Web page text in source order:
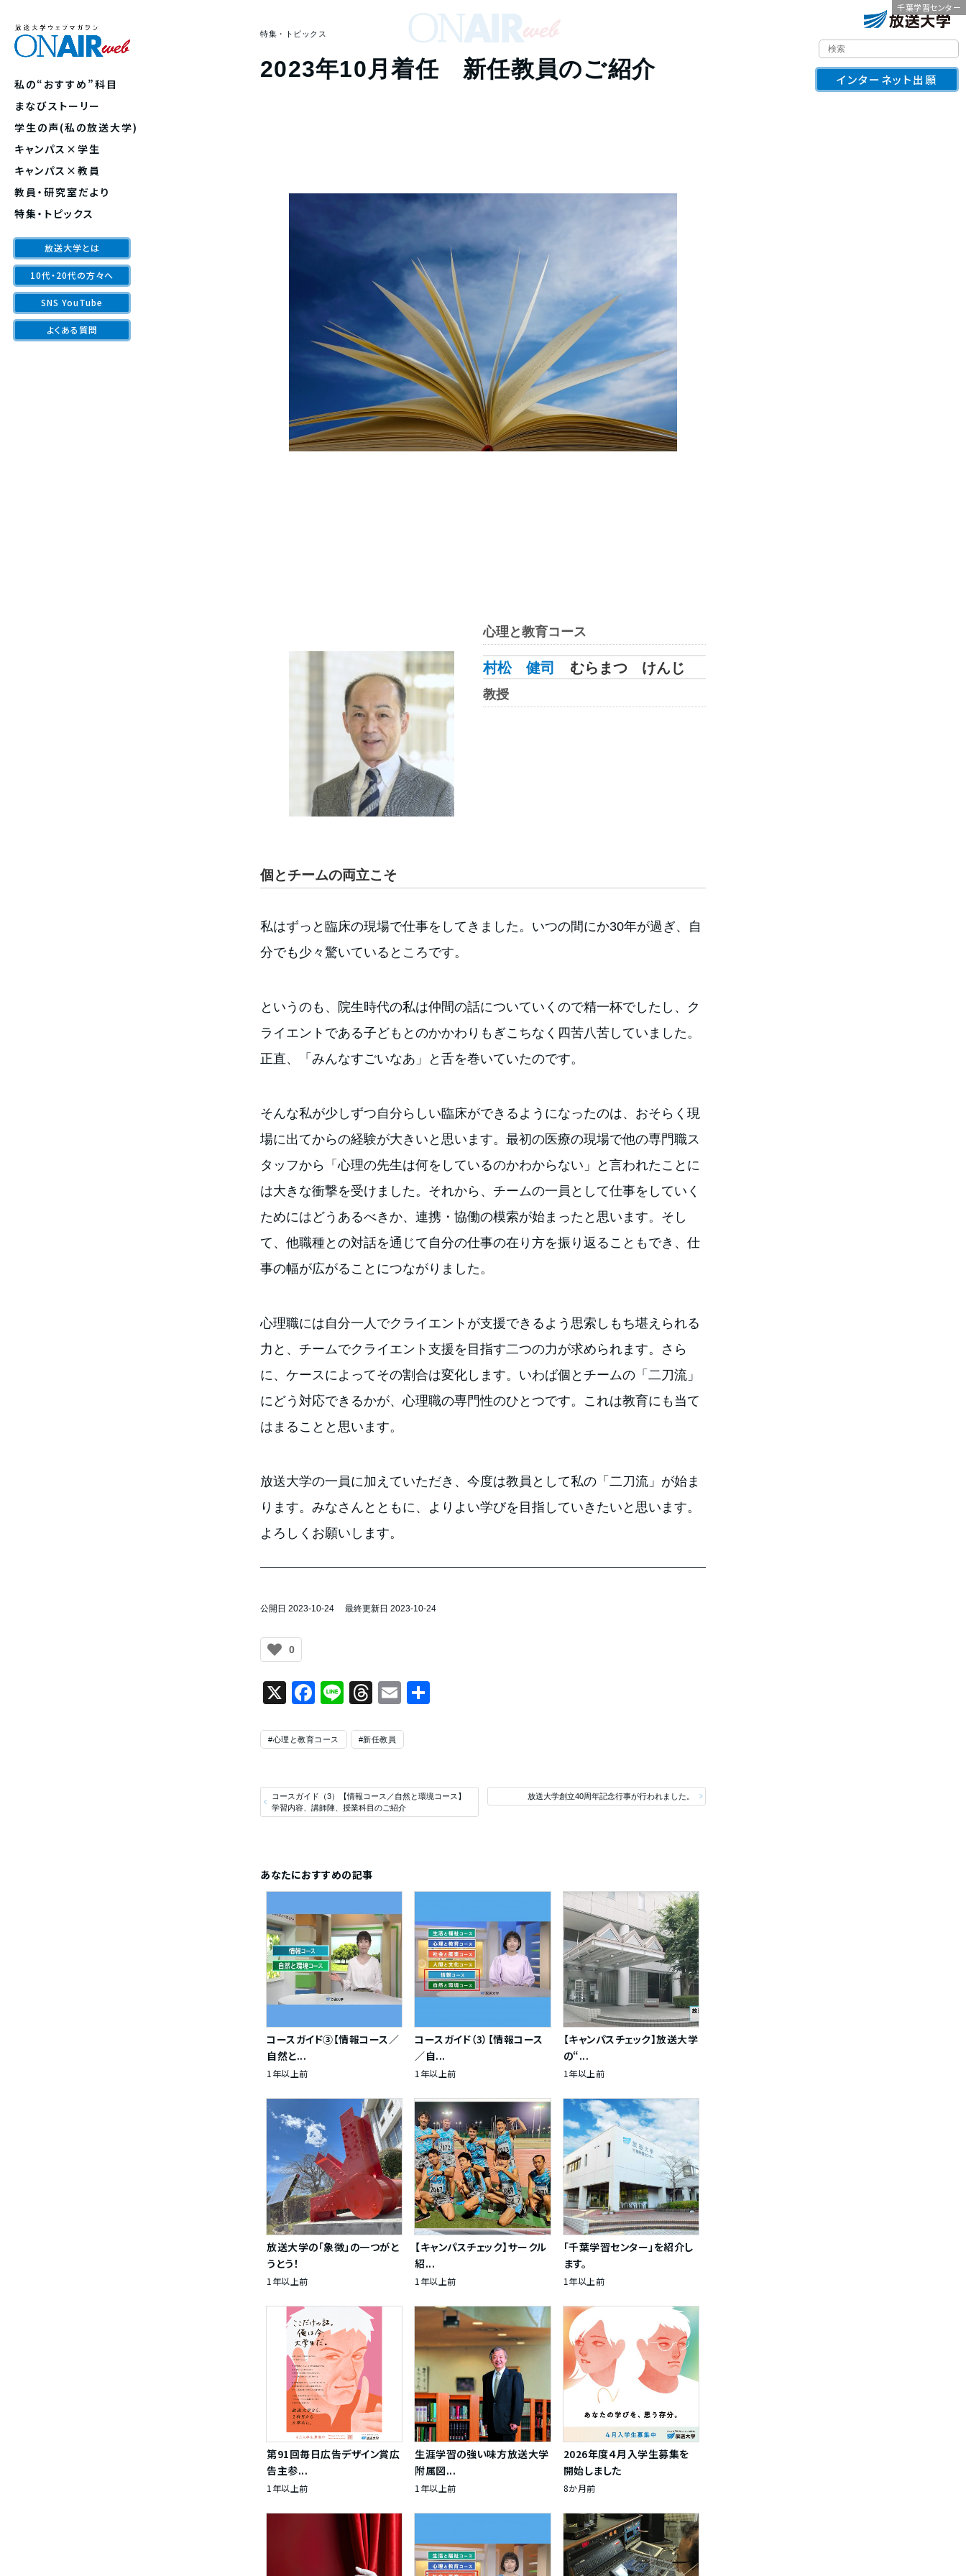
インターネット出願
私の“おすすめ”科目
まなびストーリー
学生の声(私の放送大学)
キャンパス×学生
キャンパス×教員
教員・研究室だより
特集・トピックス
放送大学とは
10代・20代の方々へ
SNS YouTube
よくある質問
特集・トピックス
2023年10月着任 新任教員のご紹介
心理と教育コース
村松 健司 むらまつ けんじ
教授
個とチームの両立こそ
私はずっと臨床の現場で仕事をしてきました。いつの間にか30年が過ぎ、自
分でも少々驚いているところです。
というのも、院生時代の私は仲間の話についていくので精一杯でしたし、ク
ライエントである子どもとのかかわりもぎこちなく四苦八苦していました。
正直、「みんなすごいなあ」と舌を巻いていたのです。
そんな私が少しずつ自分らしい臨床ができるようになったのは、おそらく現
場に出てからの経験が大きいと思います。最初の医療の現場で他の専門職ス
タッフから「心理の先生は何をしているのかわからない」と言われたことに
は大きな衝撃を受けました。それから、チームの一員として仕事をしていく
ためにはどうあるべきか、連携・協働の模索が始まったと思います。そし
て、他職種との対話を通じて自分の仕事の在り方を振り返ることもでき、仕
事の幅が広がることにつながりました。
心理職には自分一人でクライエントが支援できるよう思索しもち堪えられる
力と、チームでクライエント支援を目指す二つの力が求められます。さら
に、ケースによってその割合は変化します。いわば個とチームの「二刀流」
にどう対応できるかが、心理職の専門性のひとつです。これは教育にも当て
はまることと思います。
放送大学の一員に加えていただき、今度は教員として私の「二刀流」が始ま
ります。みなさんとともに、よりよい学びを目指していきたいと思います。
よろしくお願いします。
公開日 2023-10-24 最終更新日 2023-10-24
0
X Facebook
LineThreads
Email
#心理と教育コース #新任教員
コースガイド（3）【情報コース／自然と環境コース】
学習内容、講師陣、授業科目のご紹介
放送大学創立40周年記念行事が行われました。
あなたにおすすめの記事
コースガイド③【情報コース／
自然と...
1年以上前
コースガイド（3）【情報コース
／自...
1年以上前
【キャンパスチェック】放送大学
の“...
1年以上前
放送大学の「象徴」の一つがと
うとう！
1年以上前
【キャンパスチェック】サークル
紹...
1年以上前
「千葉学習センター」を紹介し
ます。
千葉学習センター
1年以上前
第91回毎日広告デザイン賞広
告主参...
1年以上前
生涯学習の強い味方放送大学
附属図...
1年以上前
2026年度４月入学生募集を
開始しました
8か月前